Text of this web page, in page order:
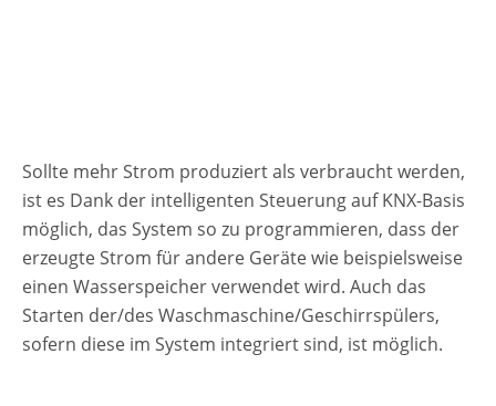
Sollte mehr Strom produziert als verbraucht werden,
ist es Dank der intelligenten Steuerung auf KNX-Basis
möglich, das System so zu programmieren, dass der
erzeugte Strom für andere Geräte wie beispielsweise
einen Wasserspeicher verwendet wird. Auch das
Starten der/des Waschmaschine/Geschirrspülers,
sofern diese im System integriert sind, ist möglich.